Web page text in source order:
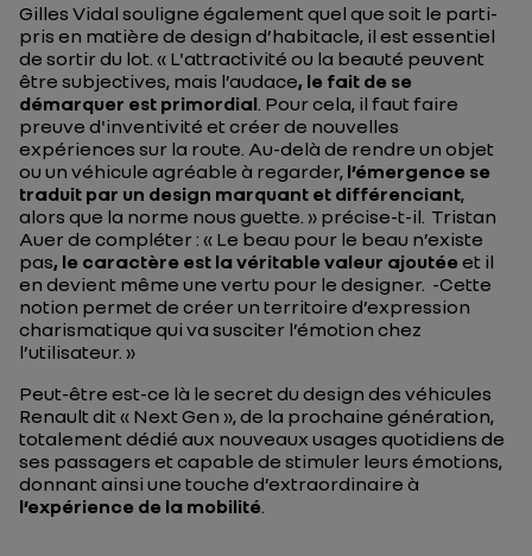
Gilles Vidal souligne également quel que soit le parti-
pris en matière de design d’habitacle, il est essentiel
de sortir du lot. « L'attractivité ou la beauté peuvent
être subjectives, mais l’audace, le fait de se
démarquer est primordial. Pour cela, il faut faire
preuve d'inventivité et créer de nouvelles
expériences sur la route. Au-delà de rendre un objet
ou un véhicule agréable à regarder, l’émergence se
traduit par un design marquant et différenciant,
alors que la norme nous guette. » précise-t-il. Tristan
Auer de compléter : « Le beau pour le beau n’existe
pas, le caractère est la véritable valeur ajoutée et il
en devient même une vertu pour le designer. -Cette
notion permet de créer un territoire d’expression
charismatique qui va susciter l’émotion chez
l’utilisateur. »
Peut-être est-ce là le secret du design des véhicules
Renault dit « Next Gen », de la prochaine génération,
totalement dédié aux nouveaux usages quotidiens de
ses passagers et capable de stimuler leurs émotions,
donnant ainsi une touche d’extraordinaire à
l’expérience de la mobilité.